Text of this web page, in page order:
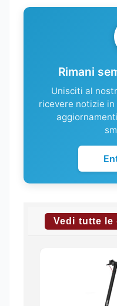
Rimani
Unisciti al
ricevere notizie